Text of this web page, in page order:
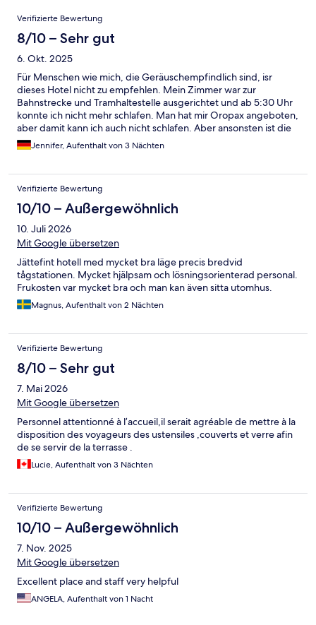
Bewertungen
Verifizierte Bewertung
8/10 – Sehr gut
6. Okt. 2025
Für Menschen wie mich, die Geräuschempfindlich sind, isr
dieses Hotel nicht zu empfehlen. Mein Zimmer war zur
Bahnstrecke und Tramhaltestelle ausgerichtet und ab 5:30 Uhr
konnte ich nicht mehr schlafen. Man hat mir Oropax angeboten,
aber damit kann ich auch nicht schlafen. Aber ansonsten ist die
zentrale Lage vom Hotel gut um die Gegend zu erkunden. Und
das Zimmer an sich war modern und komfortabel
Jennifer, Aufenthalt von 3 Nächten
Verifizierte Bewertung
10/10 – Außergewöhnlich
10. Juli 2026
Mit Google übersetzen
Jättefint hotell med mycket bra läge precis bredvid
tågstationen. Mycket hjälpsam och lösningsorienterad personal.
Frukosten var mycket bra och man kan även sitta utomhus.
Magnus, Aufenthalt von 2 Nächten
Verifizierte Bewertung
8/10 – Sehr gut
7. Mai 2026
Mit Google übersetzen
Personnel attentionné à l’accueil,il serait agréable de mettre à la
disposition des voyageurs des ustensiles ,couverts et verre afin
de se servir de la terrasse .
Lucie, Aufenthalt von 3 Nächten
Verifizierte Bewertung
10/10 – Außergewöhnlich
7. Nov. 2025
Mit Google übersetzen
Excellent place and staff very helpful
ANGELA, Aufenthalt von 1 Nacht